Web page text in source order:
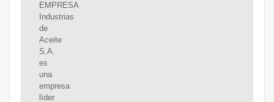
EMPRESA
Industrias
de
Aceite
S.A.
es
una
empresa
líder